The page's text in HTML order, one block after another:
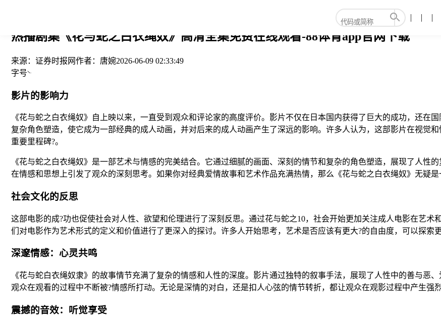
热播剧集《花与蛇之白衣绳奴》高清全集免费在线观看-88体育app官网下载
来源： 证券时报网作者： 唐婉2026-06-09 02:33:49
字号
影片的影响力
《花与蛇之白衣绳奴》自上映以来，一直受到观众和评论家的高度评价。影片不仅在日本国内获得了巨大的成功，还在
复杂角色塑造，使它成为一部经典的成人动画，并对后来的成人动画产生了深远的影响。许多人认为，这部影片在视觉
重要里程碑?。
《花与蛇之白衣绳奴》是一部艺术与情感的完美结合。它通过细腻的画面、深刻的情节和复杂的角色塑造，展现了人性
在情感和思想上引发了观众的深刻思考。如果你对经典爱情故事和艺术作品充满热情，那么《花与蛇之白衣绳奴》无疑是
社会文化的反思
这部电影的成?功也促使社会对人性、欲望和伦理进行了深刻反思。通过花与蛇之10，社会开始更加关注成人电影在艺
们对电影作为艺术形式的定义和价值进行了更深入的探讨。许多人开始思考，艺术是否应该有更大?的自由度，可以探索
深邃情感：心灵共鸣
《花与蛇白衣绳奴隶》的故事情节充满了复杂的情感和人性的深度。影片通过独特的叙事手法，展现了人性中的善与恶
观众在观看的过程中不断被?情感所打动。无论是深情的对白，还是扣人心弦的情节转折，都让观众在观影过程中产生强烈
震撼的音效：听觉享受